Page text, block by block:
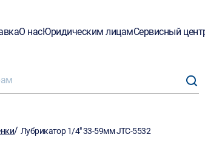
О насЮридическим лицамСервисный
/ Лубрикатор 1/4" 33-59мм JTC-5532